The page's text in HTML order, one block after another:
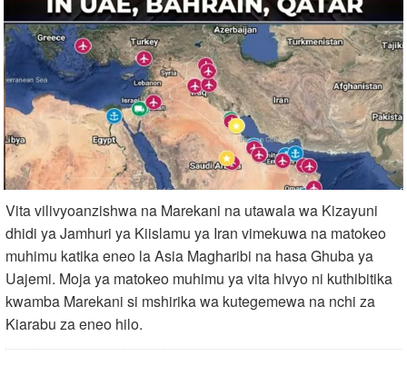
Vita vilivyoanzishwa na Marekani na utawala wa Kizayuni
dhidi ya Jamhuri ya Kiislamu ya Iran vimekuwa na matokeo
muhimu katika eneo la Asia Magharibi na hasa Ghuba ya
Uajemi. Moja ya matokeo muhimu ya vita hivyo ni kuthibitika
kwamba Marekani si mshirika wa kutegemewa na nchi za
Kiarabu za eneo hilo.